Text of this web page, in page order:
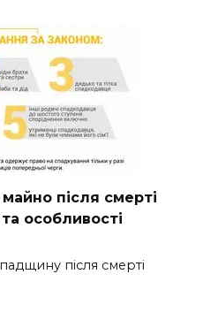
після смерті
особливості
після смерті